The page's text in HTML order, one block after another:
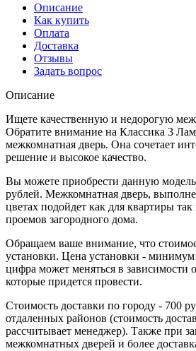
Описание
Как купить
Оплата
Доставка
Отзывы
Задать вопрос
Описание
Ищете качественную и недорогую
Обратите внимание на Классика 3
межкомнатная дверь. Она сочетает
решение и высокое качество.
Вы можете приобрести данную модель
рублей. Межкомнатная дверь,
цветах подойдет как для квартиры
проемов загородного дома.
Обращаем ваше внимание, что
установки. Цена установки -
цифра может меняться в зависимости
которые придется провести.
Стоимость доставки по городу - 700
отдаленных районов (стоимость
рассчитывает менеджер). Также при
межкомнатных дверей и более